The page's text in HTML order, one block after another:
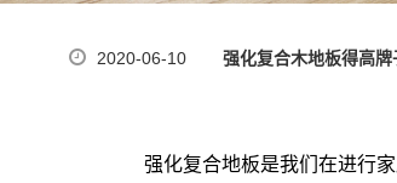
2020-06-10 强化复合木地板得高牌
强化复合地板是我们在进行